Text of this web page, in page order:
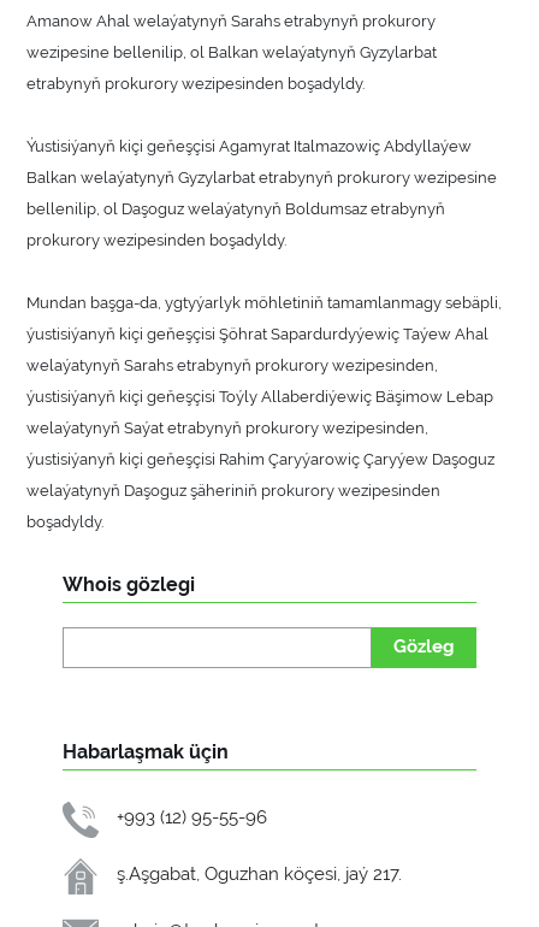
Amanow Ahal welaýatynyň Sarahs etrabynyň prokurory
wezipesine bellenilip, ol Balkan welaýatynyň Gyzylarbat
etrabynyň prokurory wezipesinden boşadyldy.
Ýustisiýanyň kiçi geňeşçisi Agamyrat Italmazowiç Abdyllaýew
Balkan welaýatynyň Gyzylarbat etrabynyň prokurory wezipesine
bellenilip, ol Daşoguz welaýatynyň Boldumsaz etrabynyň
prokurory wezipesinden boşadyldy.
Mundan başga-da, ygtyýarlyk möhletiniň tamamlanmagy sebäpli,
ýustisiýanyň kiçi geňeşçisi Şöhrat Sapardurdyýewiç Taýew Ahal
welaýatynyň Sarahs etrabynyň prokurory wezipesinden,
ýustisiýanyň kiçi geňeşçisi Toýly Allaberdiýewiç Bäşimow Lebap
welaýatynyň Saýat etrabynyň prokurory wezipesinden,
ýustisiýanyň kiçi geňeşçisi Rahim Çaryýarowiç Çaryýew Daşoguz
welaýatynyň Daşoguz şäheriniň prokurory wezipesinden
boşadyldy.
Whois gözlegi
Gözleg
Habarlaşmak üçin
+993 (12) 95-55-96
ş.Aşgabat, Oguzhan köçesi, jaý 217.